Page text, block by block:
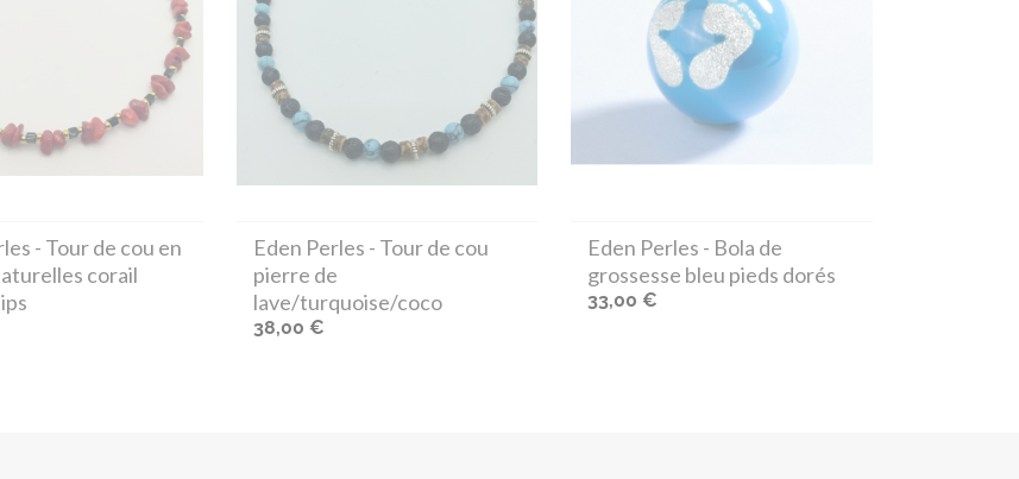
- Tour de cou en
corail
Eden Perles - Tour de cou
pierre de
lave/turquoise/coco
38,00 €
Eden Perles - Bola de
grossesse bleu pieds dorés
33,00 €